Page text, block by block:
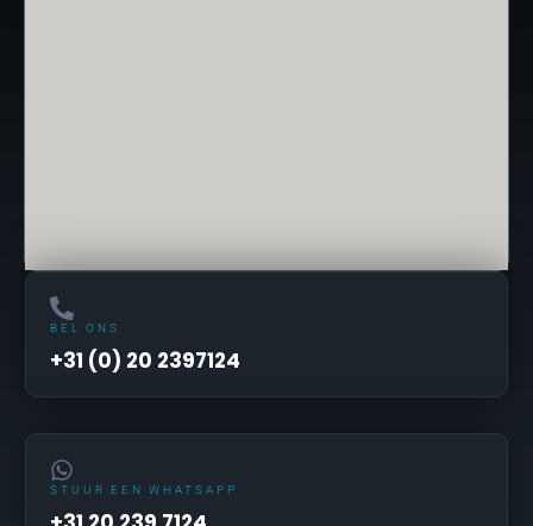
BEL ONS
+31 (0) 20 2397124
STUUR EEN WHATSAPP